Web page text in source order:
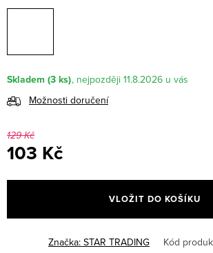
Skladem (3 ks)
11.8.2026
Možnosti doručení
129 Kč
103 Kč
cena:
VLOŽIT DO KOŠÍKU
Značka: STAR TRADING Kód